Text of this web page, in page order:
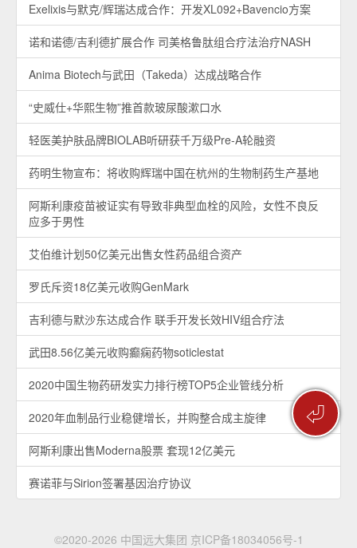
⏎
Exelixis与默克/辉瑞达成合作：开发XL092+Bavencio方案
诺和诺德/吉利德扩展合作 司美格鲁肽组合疗法治疗NASH
Anima Biotech与武田（Takeda）达成战略合作
“史威仕+华熙生物”推首款玻尿酸漱口水
轻医美护肤品牌BIOLAB听研获千万级Pre-A轮融资
药明生物宣布：将收购辉瑞中国在杭州的生物制药生产基地
阿斯利康疫苗被证实有导致非典型血栓的风险，女性不良反
应多于男性
艾伯维计划50亿美元出售女性药品组合资产
罗氏斥资18亿美元收购GenMark
吉利德与默沙东达成合作 联手开发长效HIV组合疗法
武田8.56亿美元收购癫痫药物soticlestat
2020中国生物药研发实力排行榜TOP5企业管线分析
2020年血制品行业稳健增长，并购整合成主旋律
阿斯利康出售Moderna股票 套现12亿美元
赛诺菲与Sirion签署基因治疗协议
©2020-2026 中国远大集团 京ICP备18034056号-1